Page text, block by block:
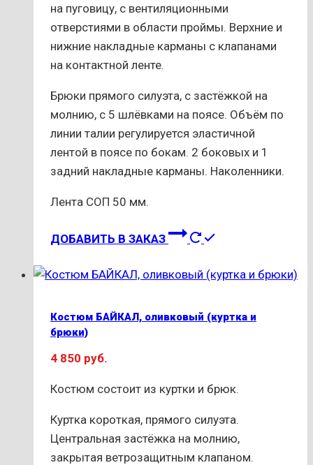
на пуговицу, с вентиляционными
отверстиями в области проймы. Верхние и
нижние накладные карманы с клапанами
на контактной ленте.
Брюки прямого силуэта, с застёжкой на
молнию, с 5 шлёвками на поясе. Объём по
линии талии регулируется эластичной
лентой в поясе по бокам. 2 боковых и 1
задний накладные карманы. Наколенники.
Лента СОП 50 мм.
ДОБАВИТЬ В ЗАКАЗ
Этот
имеет
Опции
товара.
Костюм БАЙКАЛ, оливковый (куртка и
брюки)
4 850 руб.
Костюм состоит из куртки и брюк.
Куртка короткая, прямого силуэта.
Центральная застёжка на молнию,
закрытая ветрозащитным клапаном.